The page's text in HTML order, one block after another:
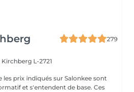
279
Kirchberg L-2721
les prix indiqués sur Salonkee sont
et s'entendent de base. Ces